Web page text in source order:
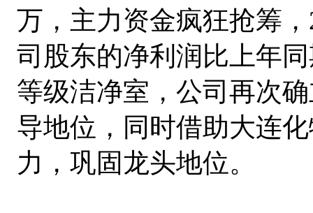
万，主力资金疯狂抢筹
司股东的净利润比上年
等级洁净室，公司再次
导地位，同时借助大连
力，巩固龙头地位。